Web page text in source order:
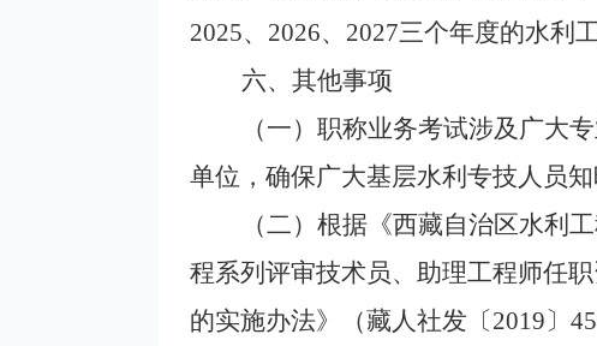
2025、2026、2027三个年度的水利
六、其他事项
（一）职称业务考试涉及广大
单位，确保广大基层水利专技人员
（二）根据《西藏自治区水利
程系列评审技术员、助理工程师任
的实施办法》（藏人社发 〔2019〕45